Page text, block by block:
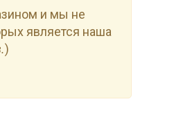
и мы не
является наша
)